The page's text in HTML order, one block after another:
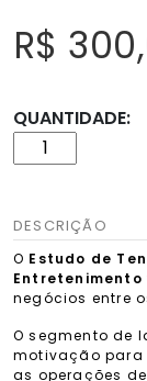
R$
QUANTIDADE:
DESCRIÇÃO
O Estudo de
Entretenimento
negócios entre
O segmento de
motivação para
as operações